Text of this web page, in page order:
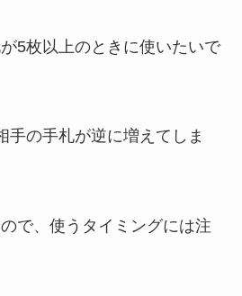
5枚以上のときに使いたいで
手の手札が逆に増えてしま
で、使うタイミングには注